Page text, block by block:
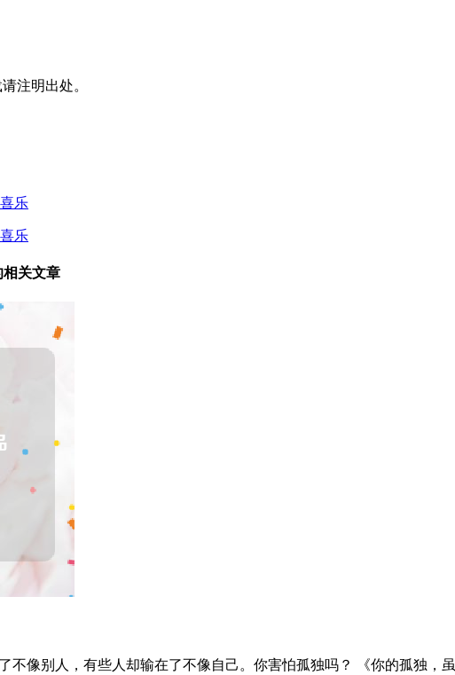
注明出处。
乐
乐
相关文章
不像别人，有些人却输在了不像自己。你害怕孤独吗？ 《你的孤独，